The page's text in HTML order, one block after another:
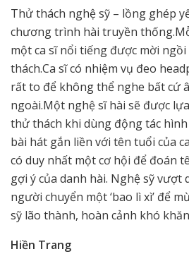
Thử thách nghệ sỹ – lồng ghép
chương trình hài truyền
một ca sĩ nổi tiếng được mời
thách.Ca sĩ có nhiệm vụ đeo
rất to để không thể nghe bất cứ
ngoài.Một nghệ sĩ hài sẽ được
thử thách khi dùng động tác
bài hát gắn liền với tên tuổi của
có duy nhất một cơ hội để đoán
gợi ý của danh hài. Nghệ sỹ vượt
người chuyển một ‘bao lì xì’ để
sỹ lão thành, hoàn cảnh khó
Hiền Trang